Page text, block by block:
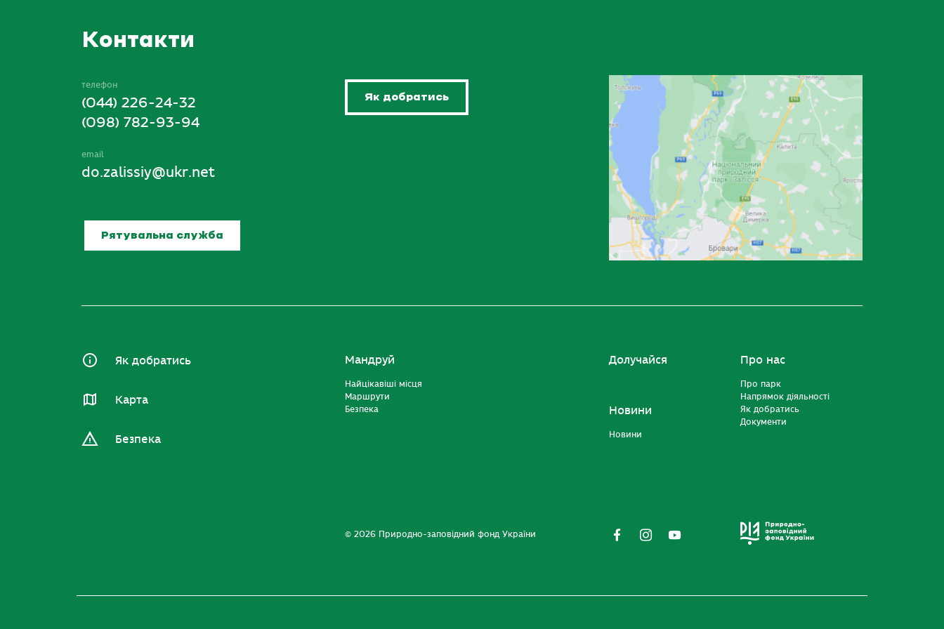
Контакти
телефон
(044) 226-24-32
(098) 782-93-94
email
do.zalissiy@ukr.net
Рятувальна служба
Як добратись
Як добратись
Карта
Безпека
Мандруй
Найцікавіші місця
Маршрути
Безпека
Долучайся
Новини
Новини
Про нас
Про парк
Напрямок діяльності
Як добратись
Документи
© 2026 Природно-заповідний фонд України